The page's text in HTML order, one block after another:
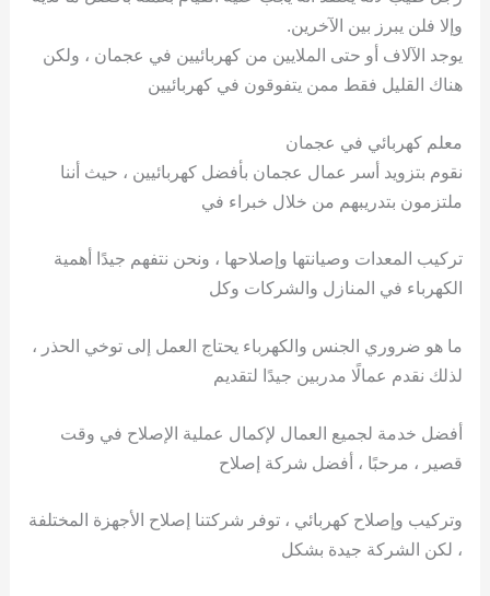
وإلا فلن يبرز بين الآخرين.
يوجد الآلاف أو حتى الملايين من كهربائيين في عجمان ، ولكن
هناك القليل فقط ممن يتفوقون في كهربائيين
معلم كهربائي في عجمان
نقوم بتزويد أسر عمال عجمان بأفضل كهربائيين ، حيث أننا
ملتزمون بتدريبهم من خلال خبراء في
تركيب المعدات وصيانتها وإصلاحها ، ونحن نتفهم جيدًا أهمية
الكهرباء في المنازل والشركات وكل
ما هو ضروري الجنس والكهرباء يحتاج العمل إلى توخي الحذر ،
لذلك نقدم عمالًا مدربين جيدًا لتقديم
أفضل خدمة لجميع العمال لإكمال عملية الإصلاح في وقت
قصير ، مرحبًا ، أفضل شركة إصلاح
وتركيب وإصلاح كهربائي ، توفر شركتنا إصلاح الأجهزة المختلفة
، لكن الشركة جيدة بشكل